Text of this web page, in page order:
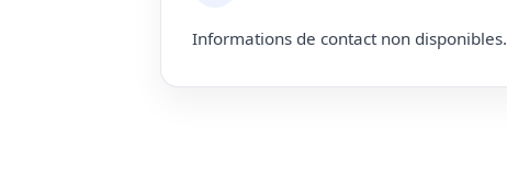
Informations de contact non disponibles.